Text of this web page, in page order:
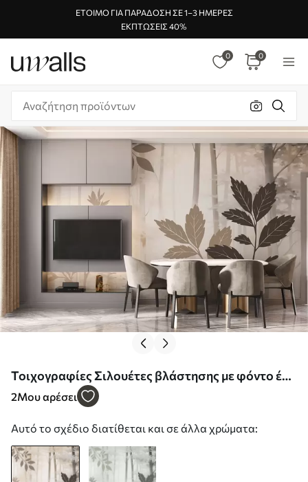
ΈΤΟΙΜΟ ΓΙΑ ΠΑΡΆΔΟΣΗ ΣΕ 1–3 ΗΜΈΡΕΣ
ΕΚΠΤΏΣΕΙΣ 40%
0 0
Τοιχογραφίες Σιλουέτες βλάστησης με φόντο ένα
αφηρημένο δάσος Nr. w05586
2Μου αρέσει
Αυτό το σχέδιο διατίθεται και σε άλλα χρώματα: